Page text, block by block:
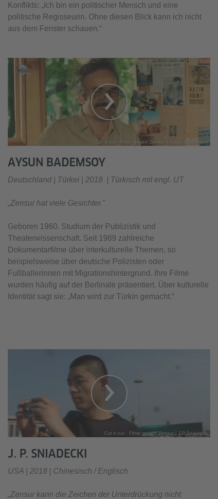
Konflikts: „Ich bin ein politischer Mensch und eine
politische Regisseurin. Ohne diesen Blick kann ich nicht
aus dem Fenster schauen.“
Cut it out - Filme gegen Zensur | Aysun Bademsoy
AYSUN BADEMSOY
Deutschland | Türkei | 2018 | Türkisch mit engl. UT
„Zensur hat viele Gesichter. "
Geboren 1960. Studium der Publizistik und
Theaterwissenschaft. Seit 1989 zahlreiche
Dokumentarfilme über interkulturelle Themen, so
beispielsweise über deutsche Polizisten oder
Fußballerinnen mit Migrationshintergrund. Ihre Filme
wurden häufig auf der Berlinale präsentiert. Über kulturelle
Identität sagt sie: „Man wird zur Türkin gemacht.“
Cut it out - Filme gegen Zensur | J.P.Sniadecki
J. P. SNIADECKI
USA | 2018 | Chinesisch / Englisch
„Zensur kann die Zeichen der Unterdrückung nicht